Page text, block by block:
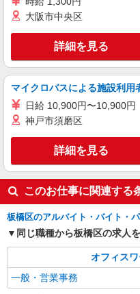
時給
東京都
キープ
派遣社員
パーソルエクセルHRパートナ
修理受付
時給
東京都
キープ
大阪市中央区
詳細を見る
マイクロバスによる施設利用
日給 10,900円〜10,900円
神戸市須磨区
詳細を見る
このお仕事に関連する
板橋区のアルバイト・バイト・
同じ職種から板橋区の求人
オフィス
一般・営業事務